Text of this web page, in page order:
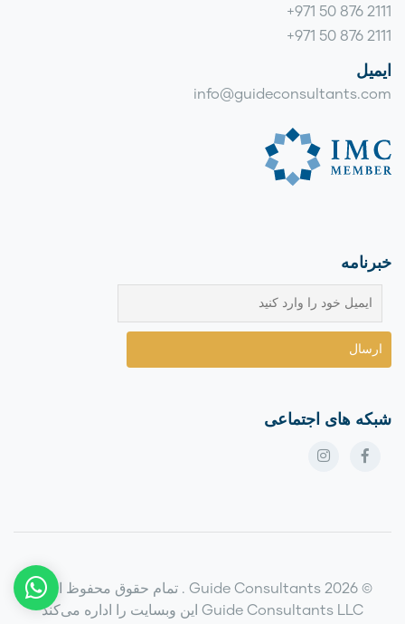
+971 50 876 2111
+971 50 876 2111
ایمیل
info@guideconsultants.com
خبرنامه
شبکه های اجتماعی
© 2026 Guide Consultants . تمام حقوق محفوظ است
Guide Consultants LLC این وبسایت را اداره می‌کند